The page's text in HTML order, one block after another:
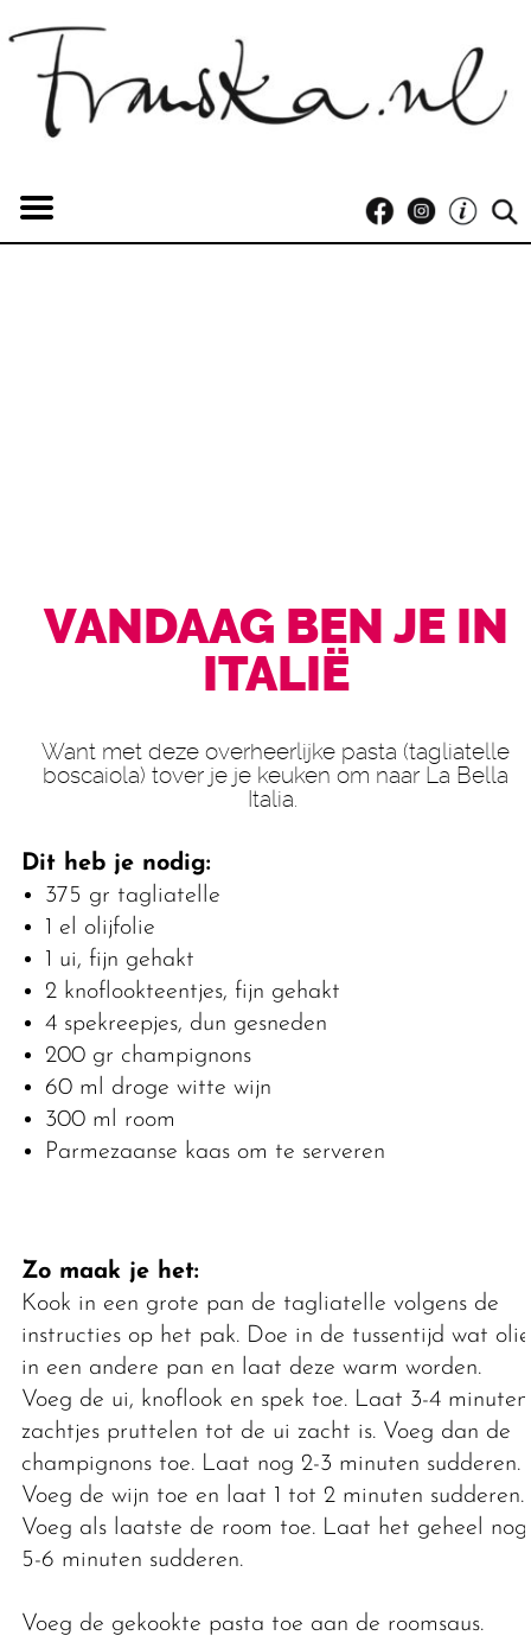
VANDAAG BEN JE IN
ITALIË
Want met deze overheerlijke pasta (tagliatelle
boscaiola) tover je je keuken om naar La Bella
Italia.
Dit heb je nodig:
375 gr tagliatelle
1 el olijfolie
1 ui, fijn gehakt
2 knoflookteentjes, fijn gehakt
4 spekreepjes, dun gesneden
200 gr champignons
60 ml droge witte wijn
300 ml room
Parmezaanse kaas om te serveren
Zo maak je het:
Kook in een grote pan de tagliatelle volgens de
instructies op het pak. Doe in de tussentijd wat olie
in een andere pan en laat deze warm worden.
Voeg de ui, knoflook en spek toe. Laat 3-4 minuten
zachtjes pruttelen tot de ui zacht is. Voeg dan de
champignons toe. Laat nog 2-3 minuten sudderen.
Voeg de wijn toe en laat 1 tot 2 minuten sudderen.
Voeg als laatste de room toe. Laat het geheel nog
5-6 minuten sudderen.
Voeg de gekookte pasta toe aan de roomsaus.